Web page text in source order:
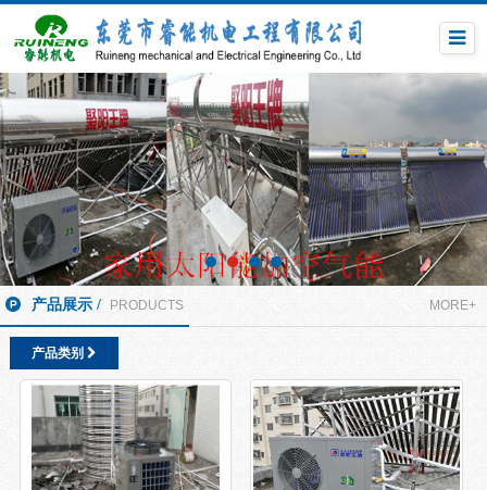
产品展示 / PRODUCTS MORE+
产品类别